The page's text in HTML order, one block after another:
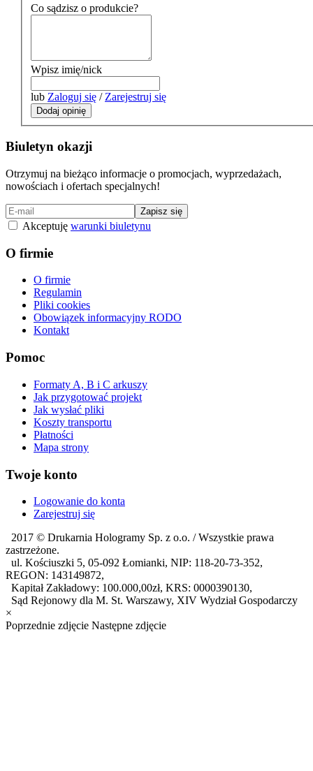
Co sądzisz o produkcie?
Wpisz imię/nick
lub Zaloguj się / Zarejestruj się
Dodaj opinię
Biuletyn okazji
Otrzymuj na bieżąco informacje o promocjach, wyprzedażach,
nowościach i ofertach specjalnych!
Zapisz się
Akceptuję warunki biuletynu
O firmie
O firmie
Regulamin
Pliki cookies
Obowiązek informacyjny RODO
Kontakt
Pomoc
Formaty A, B i C arkuszy
Jak przygotować projekt
Jak wysłać pliki
Koszty transportu
Płatności
Mapa strony
Twoje konto
Logowanie do konta
Zarejestruj się
2017 © Drukarnia Hologramy Sp. z o.o. / Wszystkie prawa
zastrzeżone.
ul. Kościuszki 5, 05-092 Łomianki, NIP: 118-20-73-352,
REGON: 143149872,
Kapitał Zakładowy: 100.000,00zł, KRS: 0000390130,
Sąd Rejonowy dla M. St. Warszawy, XIV Wydział Gospodarczy
×
Poprzednie zdjęcie Następne zdjęcie